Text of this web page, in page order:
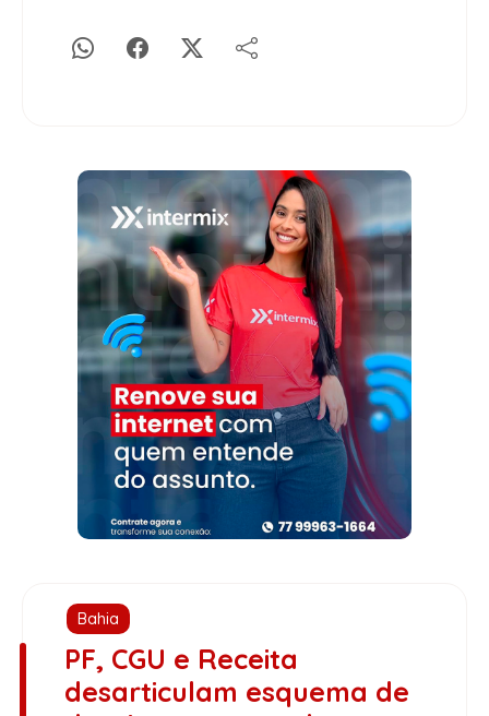
Bahia
PF, CGU e Receita
desarticulam esquema de